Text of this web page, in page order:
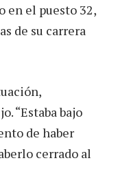
en el puesto 32,
de su carrera
“Estaba bajo
de haber
cerrado al